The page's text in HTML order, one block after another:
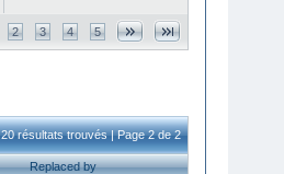
2 3 4 5
20 résultats trouvés | Page 2 de 2
Replaced by